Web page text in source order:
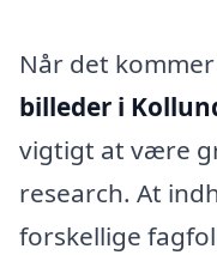
Når det
billeder i
vigtigt at være
research. At
forskellige